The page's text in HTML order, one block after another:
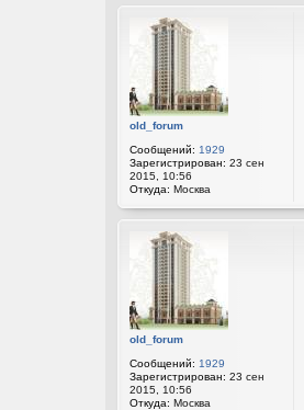
old_forum
Сообщений: 1929
Зарегистрирован: 23 сен
2015, 10:56
Откуда: Москва
old_forum
Сообщений: 1929
Зарегистрирован: 23 сен
2015, 10:56
Откуда: Москва